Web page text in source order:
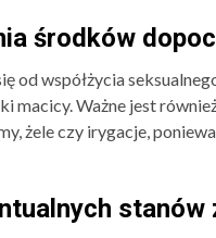
środków
od współżycia
macicy. Ważne jest
żele czy irygacje,
stanów